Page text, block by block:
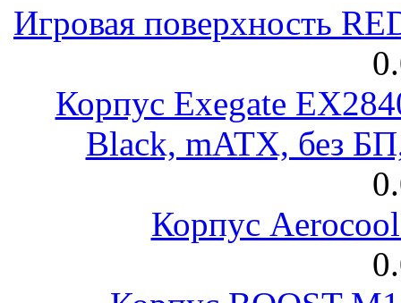
Игровая поверхность
Корпус Exegate
Black, mATX, без
Корпус